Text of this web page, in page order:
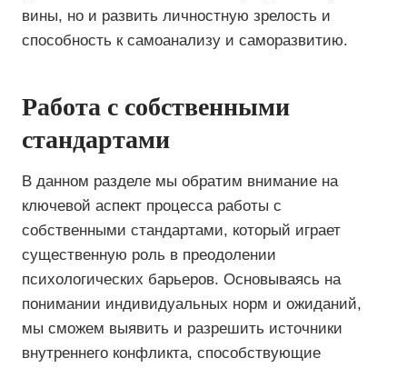
вины, но и развить личностную зрелость и
способность к самоанализу и саморазвитию.
Работа с собственными
стандартами
В данном разделе мы обратим внимание на
ключевой аспект процесса работы с
собственными стандартами, который играет
существенную роль в преодолении
психологических барьеров. Основываясь на
понимании индивидуальных норм и ожиданий,
мы сможем выявить и разрешить источники
внутреннего конфликта, способствующие